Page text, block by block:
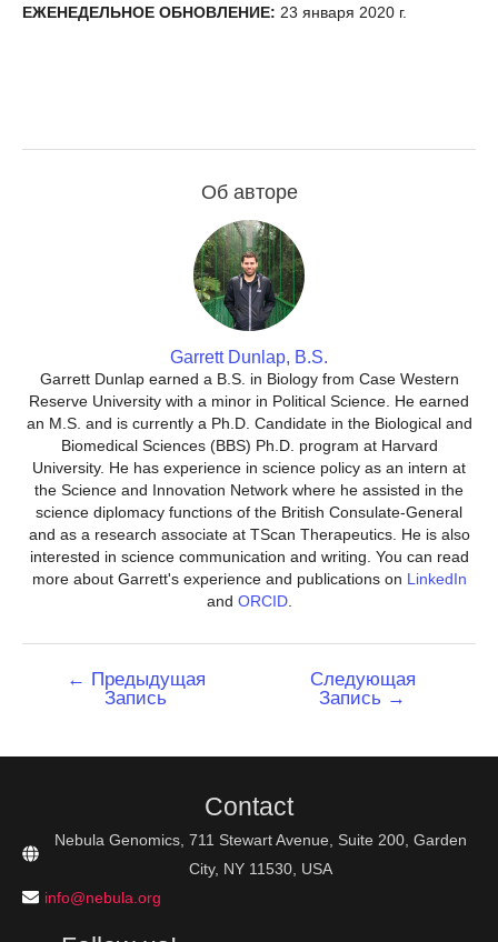
ЕЖЕНЕДЕЛЬНОЕ ОБНОВЛЕНИЕ: 23 января 2020 г.
Об авторе
Garrett Dunlap, B.S.
Garrett Dunlap earned a B.S. in Biology from Case Western
Reserve University with a minor in Political Science. He earned
an M.S. and is currently a Ph.D. Candidate in the Biological and
Biomedical Sciences (BBS) Ph.D. program at Harvard
University. He has experience in science policy as an intern at
the Science and Innovation Network where he assisted in the
science diplomacy functions of the British Consulate-General
and as a research associate at TScan Therapeutics. He is also
interested in science communication and writing. You can read
more about Garrett's experience and publications on LinkedIn
and ORCID.
Навигация
← Предыдущая
Запись
Следующая
Запись →
Contact
Nebula Genomics, 711 Stewart Avenue, Suite 200, Garden
City, NY 11530, USA
info@nebula.org